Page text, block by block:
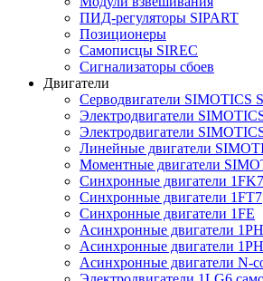
ПИД-регуляторы SIPART
Позиционеры
Самописцы SIREC
Сигнализаторы сбоев
Двигатели
Серводвигатели SIMOTICS
Электродвигатели
Электродвигатели
Линейные двигатели
Моментные двигатели
Синхронные двигатели 1FK7
Синхронные двигатели 1FT7
Синхронные двигатели 1FE
Асинхронные двигатели
Асинхронные двигатели
Асинхронные двигатели N-